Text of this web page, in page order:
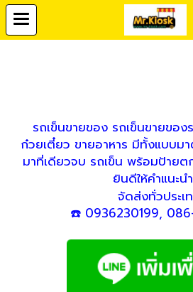
รถเข็นขายของ รถเข็นขายของ
ก๋วยเตี๋ยว ขายอาหาร มีทั้งแบบม
มาที่เดียวจบ รถเข็น พร้อมป้าย
ยินดีให้คำแนะน
จัดส่งทั่วประเ
☎️ 0936230199,